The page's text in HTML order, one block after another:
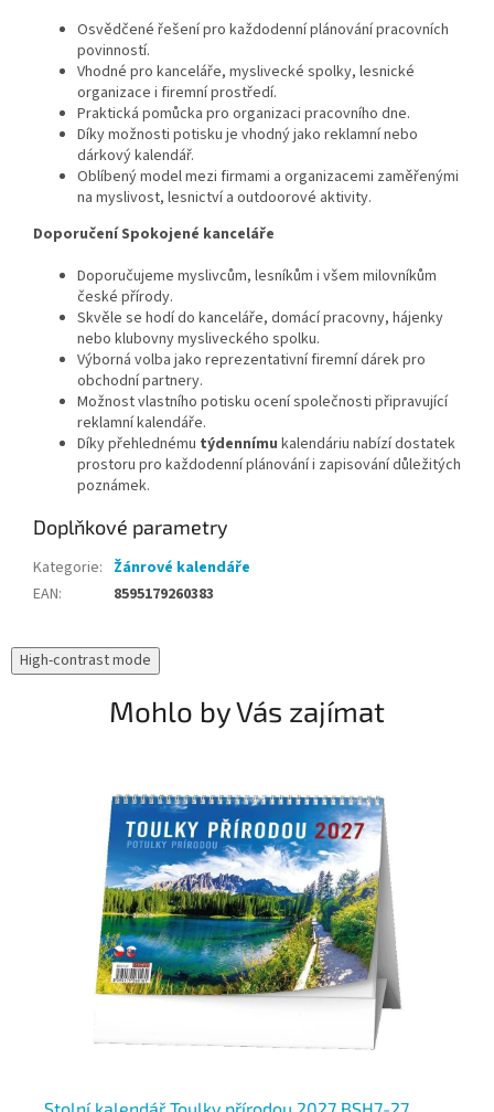
Osvědčené řešení pro každodenní plánování pracovních
povinností.
Vhodné pro kanceláře, myslivecké spolky, lesnické
organizace i firemní prostředí.
Praktická pomůcka pro organizaci pracovního dne.
Díky možnosti potisku je vhodný jako reklamní nebo
dárkový kalendář.
Oblíbený model mezi firmami a organizacemi zaměřenými
na myslivost, lesnictví a outdoorové aktivity.
Doporučení Spokojené kanceláře
Doporučujeme myslivcům, lesníkům i všem milovníkům
české přírody.
Skvěle se hodí do kanceláře, domácí pracovny, hájenky
nebo klubovny mysliveckého spolku.
Výborná volba jako reprezentativní firemní dárek pro
obchodní partnery.
Možnost vlastního potisku ocení společnosti připravující
reklamní kalendáře.
Díky přehlednému týdennímu kalendáriu nabízí dostatek
prostoru pro každodenní plánování i zapisování důležitých
poznámek.
Doplňkové parametry
Kategorie: Žánrové kalendáře
EAN: 8595179260383
High-contrast mode
Mohlo by Vás zajímat
Stolní kalendář Toulky přírodou 2027 BSH7-27